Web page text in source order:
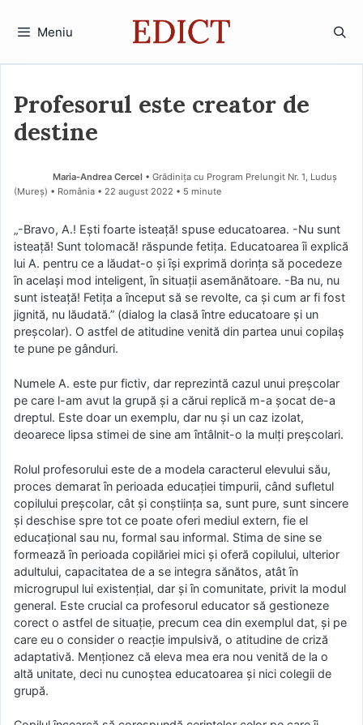
Meniu
Profesorul este creator de
destine
Maria-Andrea Cercel • Grădinița cu Program Prelungit Nr. 1, Luduș
(Mureş) • România
22 august 2022 • 5 minute
„-Bravo, A.! Eşti foarte isteaţă! spuse educatoarea. -Nu sunt
isteaţă! Sunt tolomacă! răspunde fetiţa. Educatoarea ȋi explică
lui A. pentru ce a lăudat-o şi ȋşi exprimă dorinţa să pocedeze
ȋn acelaşi mod inteligent, ȋn situaţii asemănătoare. -Ba nu, nu
sunt isteaţă! Fetiţa a ȋnceput să se revolte, ca şi cum ar fi fost
jignită, nu lăudată.” (dialog la clasă ȋntre educatoare şi un
preşcolar). O astfel de atitudine venită din partea unui copilaş
te pune pe gânduri.
Numele A. este pur fictiv, dar reprezintă cazul unui preşcolar
pe care l-am avut la grupă şi a cărui replică m-a şocat de-a
dreptul. Este doar un exemplu, dar nu şi un caz izolat,
deoarece lipsa stimei de sine am ȋntâlnit-o la mulţi preşcolari.
Rolul profesorului este de a modela caracterul elevului său,
proces demarat ȋn perioada educaţiei timpurii, când sufletul
copilului preşcolar, cât şi conştiinţa sa, sunt pure, sunt sincere
şi deschise spre tot ce poate oferi mediul extern, fie el
educaţional sau nu, formal sau informal. Stima de sine se
formează ȋn perioada copilăriei mici şi oferă copilului, ulterior
adultului, capacitatea de a se integra sănătos, atât ȋn
microgrupul lui existenţial, dar şi ȋn comunitate, privit la modul
general. Este crucial ca profesorul educator să gestioneze
corect o astfel de situaţie, precum cea din exemplul dat, şi pe
care eu o consider o reacţie impulsivă, o atitudine de criză
adaptativă. Menţionez că eleva mea era nou venită de la o
altă unitate, deci nu cunoştea educatoarea şi nici colegii de
grupă.